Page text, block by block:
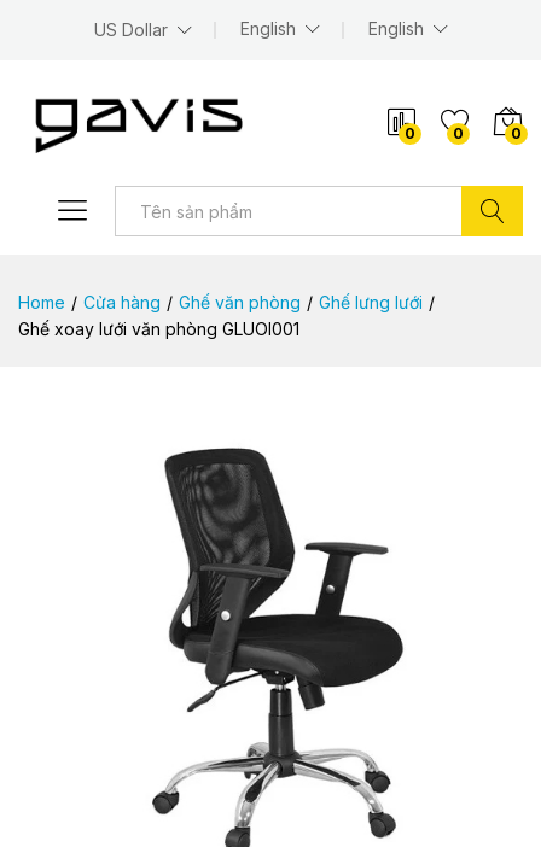
US Dollar English English
0 0 0
Home / Cửa hàng / Ghế văn phòng / Ghế lưng lưới /
Ghế xoay lưới văn phòng GLUOI001